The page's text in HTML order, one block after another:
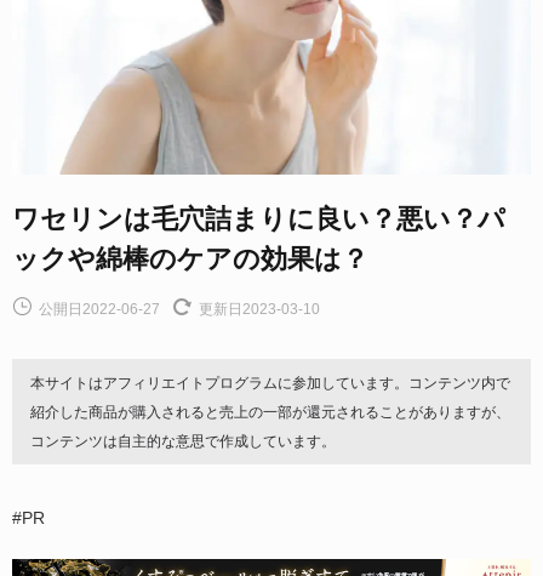
ワセリンは毛穴詰まりに良い？悪い？パ
ックや綿棒のケアの効果は？
公開日2022-06-27 更新日2023-03-10
本サイトはアフィリエイトプログラムに参加しています。コンテンツ内で
紹介した商品が購入されると売上の一部が還元されることがありますが、
コンテンツは自主的な意思で作成しています。
#PR